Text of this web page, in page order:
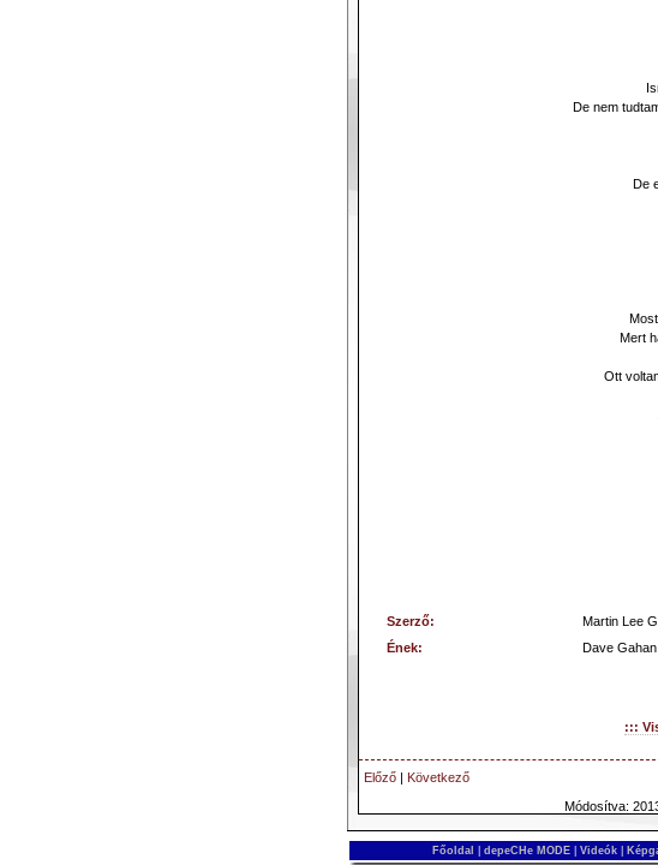
De nem
De
Mert
Ott
Szerző:
Martin Lee
Ének:
Dave Gahan
:::
Előző | Következő
Módosítva:
Főoldal depeCHe MODE Videók